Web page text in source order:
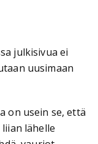
julkisivua ei
uusimaan
on usein se, että
lähelle